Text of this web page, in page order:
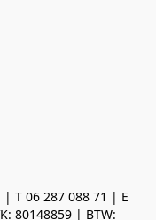
T 06 287 088 71 | E
80148859 | BTW: